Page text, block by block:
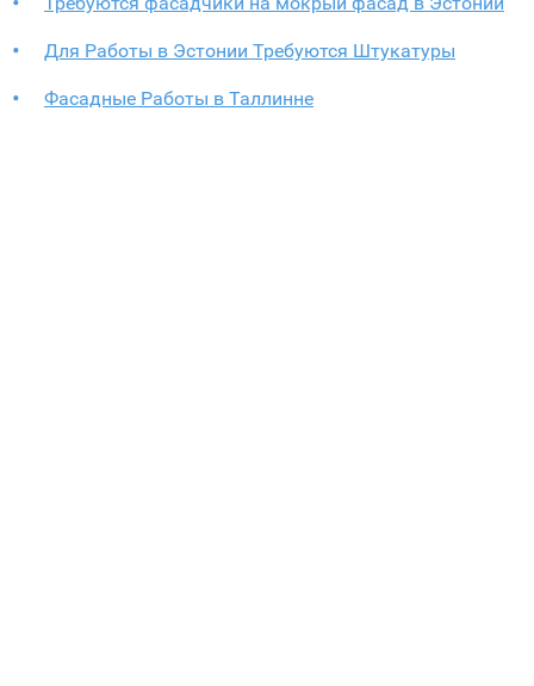
Для Работы в Эстонии Требуются Штукатуры
Фасадные Работы в Таллинне